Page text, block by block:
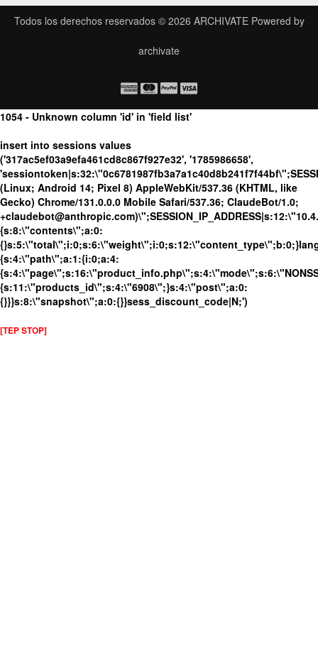
Todos los derechos reservados © 2026 ARCHIVATEPowered by
archivate
1054 - Unknown column 'id' in 'field list'
insert into sessions values
('317ac5ef03a9efa461cd8c867f927e32', '1785986658',
(Linux; Android 14; Pixel 8) AppleWebKit/537.36 (KHTML, like
Gecko) Chrome/131.0.0.0 Mobile Safari/537.36; ClaudeBot/1.0;
{s:8:\"contents\";a:0:
{s:4:\"path\";a:1:{i:0;a:4:
{s:11:\"products_id\";s:4:\"6908\";}s:4:\"post\";a:0:
{}}}s:8:\"snapshot\";a:0:{}}sess_discount_code|N;')
[TEP STOP]